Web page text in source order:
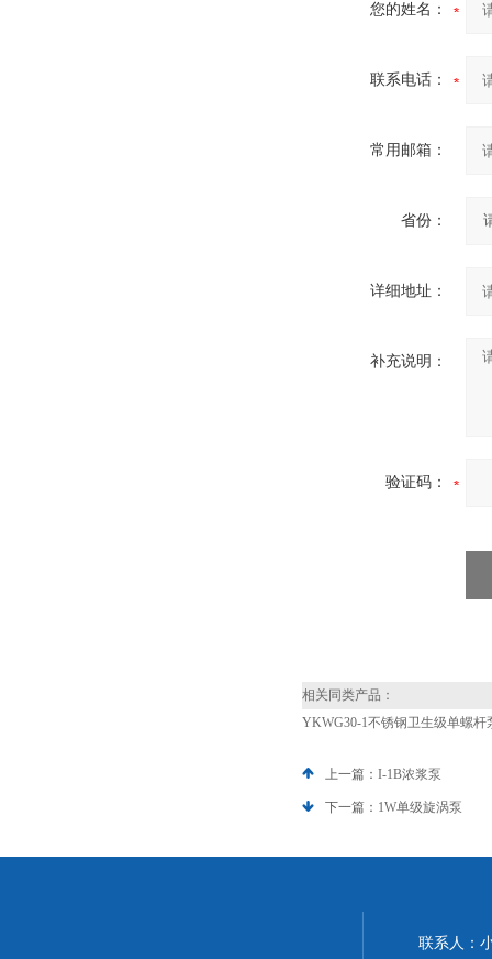
您的姓名：
联系电话：
常用邮箱：
省份：
详细地址：
补充说明：
验证码：
相关同类产品：
YKWG30-1不锈钢卫生级单螺杆
上一篇： I-1B浓浆泵
下一篇： 1W单级旋涡泵
联系人：